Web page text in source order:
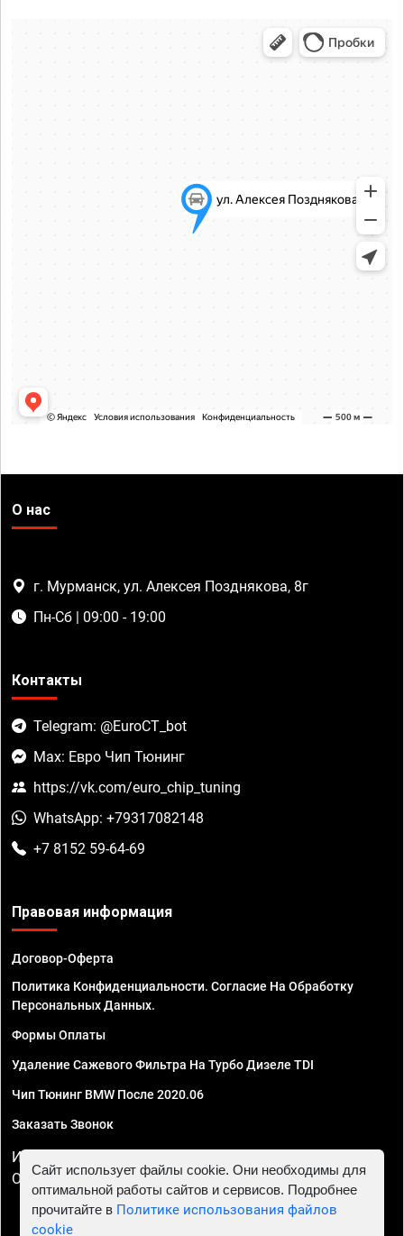
О нас
г. Мурманск, ул. Алексея Позднякова, 8г
Пн-Сб | 09:00 - 19:00
Контакты
Telegram: @EuroCT_bot
Max: Евро Чип Тюнинг
https://vk.com/euro_chip_tuning
WhatsApp: +79317082148
+7 8152 59-64-69
Правовая информация
Договор-Оферта
Политика Конфиденциальности. Согласие На Обработку
Персональных Данных.
Формы Оплаты
Удаление Сажевого Фильтра На Турбо Дизеле TDI
Чип Тюнинг BMW После 2020.06
Заказать Звонок
ИП Смирнов Георгий Павлович. ИНН 781302555843,
ОГРНИП 324470400032610
Сайт использует файлы cookie. Они необходимы для
оптимальной работы сайтов и сервисов. Подробнее
прочитайте в Политике использования файлов
cookie